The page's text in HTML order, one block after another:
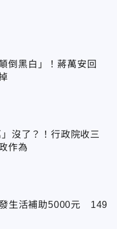
倒黑白」！蔣萬安回
沒了？！行政院收三
作為
生活補助5000元 149